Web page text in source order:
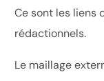
Ce sont les liens
rédactionnels.
Le maillage